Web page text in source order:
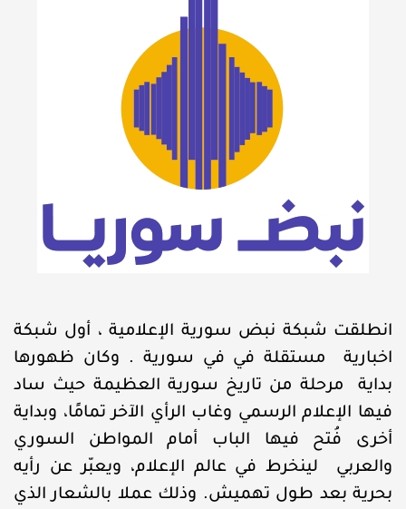
انطلقت شبكة نبض سورية الإعلامية ، أول شبكة
اخبارية مستقلة في في سورية . وكان ظهورها
بداية مرحلة من تاريخ سورية العظيمة حيث ساد
فيها الإعلام الرسمي وغاب الرأي الآخر تمامًا، وبداية
أخرى فُتح فيها الباب أمام المواطن السوري
والعربي لينخرط في عالم الإعلام، ويعبّر عن رأيه
بحرية بعد طول تهميش. وذلك عملا بالشعار الذي